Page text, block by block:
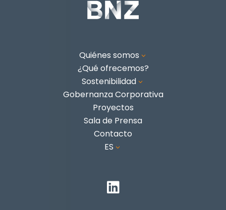
Quiénes somos 3
¿Qué ofrecemos?
Sostenibilidad 3
Gobernanza Corporativa
Proyectos
Sala de Prensa
Contacto
ES 3
